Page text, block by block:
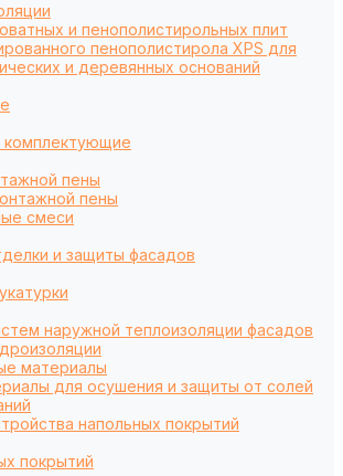
и пенополистирольных плит
пенополистирола XPS для
и деревянных оснований
комплектующие
пены
пены
смеси
и защиты фасадов
наружной теплоизоляции фасадов
материалы
для осушения и защиты от солей
напольных покрытий
покрытий